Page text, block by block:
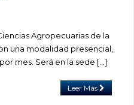
Agropecuarias de la
una modalidad presencial,
mes. Será en la sede […]
Leer Más